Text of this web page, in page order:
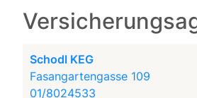
Schodl KEG
Fasangartengasse 109
01/8024533